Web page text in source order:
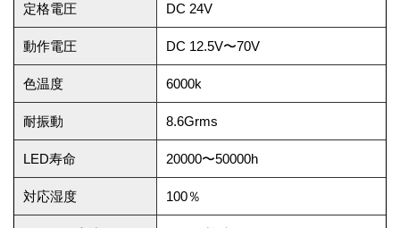
定格電圧 DC 24V
動作電圧 DC 12.5V〜70V
色温度 6000k
耐振動 8.6Grms
LED寿命 20000〜50000h
対応湿度 100％